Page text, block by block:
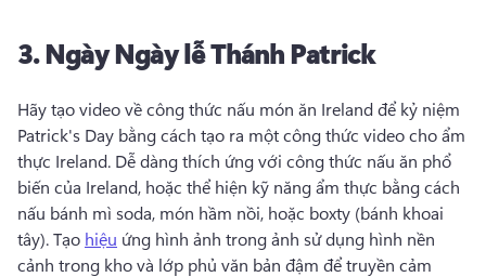
3.NgàyNgày lễ Thánh Patrick
Patrick's Day bằng cách tạo ra một công thức video cho ẩm
thực Ireland. Dễ dàng thích ứng với công thức nấu ăn phổ
biến của Ireland, hoặc thể hiện kỹ năng ẩm thực bằng cách
nấu bánh mì soda, món hầm nồi, hoặc boxty (bánh khoai
tây). Tạo hiệu ứng hình ảnh trong ảnh sử dụng hình nền
cảnh trong kho và lớp phủ văn bản đậm để truyền cảm